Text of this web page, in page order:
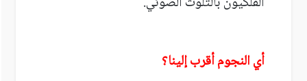
أي النجوم أقرب إلينا؟